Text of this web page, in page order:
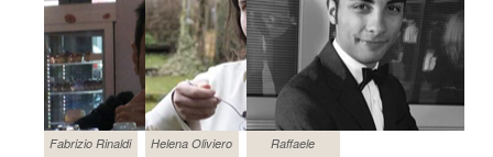
Fabrizio Rinaldi Helena Oliviero
Raffaele